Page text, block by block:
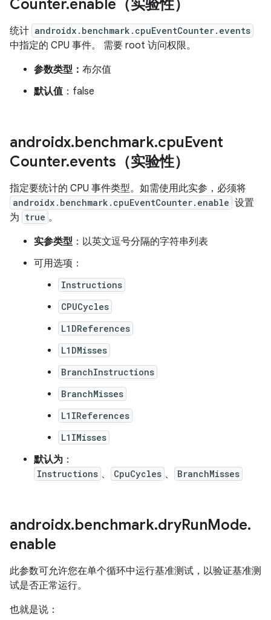
Counter.enable（实验性）
统计 androidx.benchmark.cpuEventCounter.events
中指定的 CPU 事件。 需要 root 访问权限。
参数类型： 布尔值
默认值：false
androidx.benchmark.cpuEvent
Counter.events（实验性）
指定要统计的 CPU 事件类型。如需使用此实参，必须将
androidx.benchmark.cpuEventCounter.enable 设置
为 true 。
实参类型 ：以英文逗号分隔的字符串列表
可用选项：
Instructions
CPUCycles
L1DReferences
L1DMisses
BranchInstructions
BranchMisses
L1IReferences
L1IMisses
默认为 ：
Instructions 、 CpuCycles 、 BranchMisses
androidx.benchmark.dryRunMode.
enable
此参数可允许您在单个循环中运行基准测试，以验证基准测
试是否正常运行。
也就是说：